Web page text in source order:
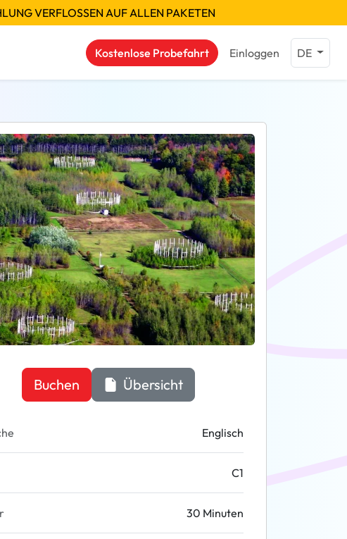
VERFLOSSEN AUF ALLEN PAKETEN
Kostenlose Probefahrt Einloggen DE
Buchen Übersicht
Englisch
C1
30 Minuten